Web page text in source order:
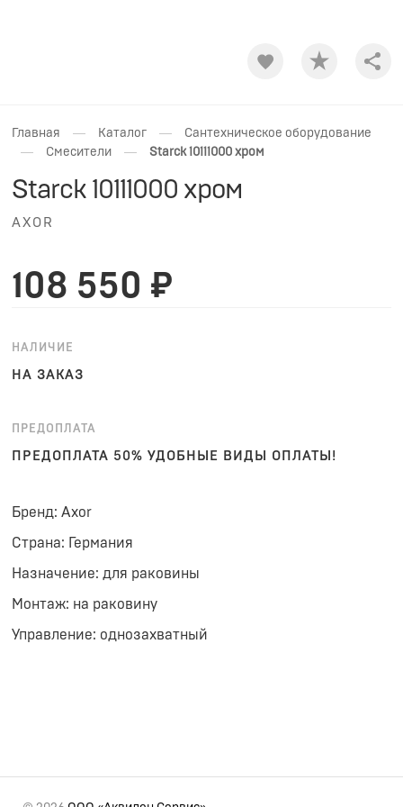
Главная — Каталог — Сантехническое оборудование
— Смесители — Starck 10111000 хром
Starck 10111000 хром
AXOR
108 550 ₽
НАЛИЧИЕ
НА ЗАКАЗ
ПРЕДОПЛАТА
ПРЕДОПЛАТА 50% УДОБНЫЕ ВИДЫ ОПЛАТЫ!
Бренд: Axor
Страна: Германия
Назначение: для раковины
Монтаж: на раковину
Управление: однозахватный